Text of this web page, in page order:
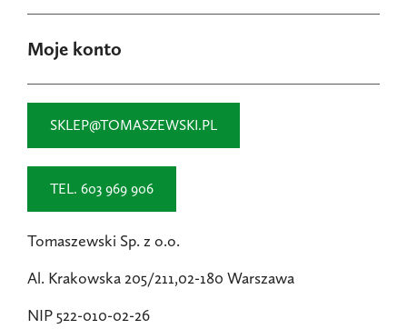
Moje konto
SKLEP@TOMASZEWSKI.PL
TEL. 603 969 906
Tomaszewski Sp. z o.o.
Al. Krakowska 205/211,02-180 Warszawa
NIP 522-010-02-26